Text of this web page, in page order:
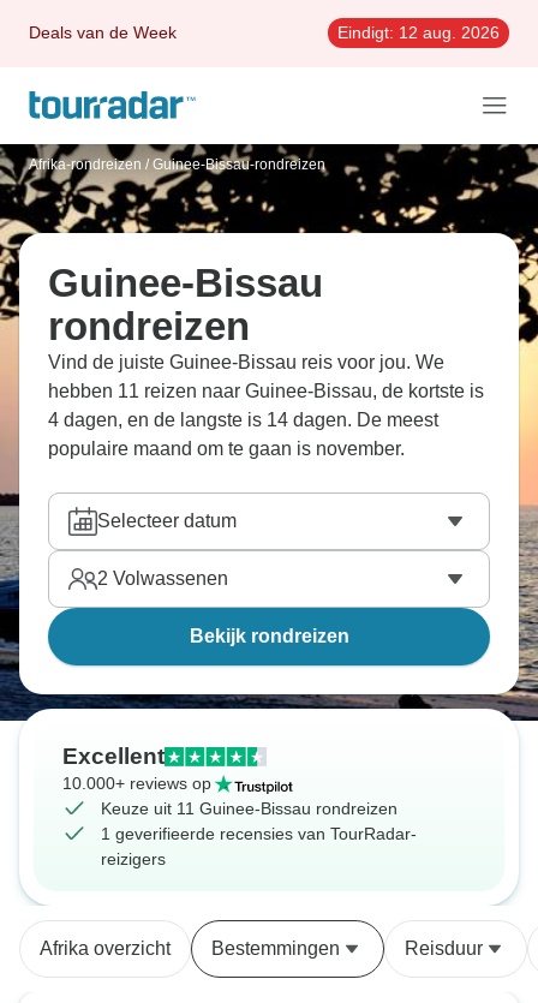
Deals van de Week Eindigt: 12 aug. 2026
Afrika-rondreizen / Guinee-Bissau-rondreizen
Guinee-Bissau
rondreizen
Vind de juiste Guinee-Bissau reis voor jou. We
hebben 11 reizen naar Guinee-Bissau, de kortste is
4 dagen, en de langste is 14 dagen. De meest
populaire maand om te gaan is november.
Selecteer datum
2 Volwassenen
Bekijk rondreizen
Excellent
10.000+ reviews op
Keuze uit 11 Guinee-Bissau rondreizen
1 geverifieerde recensies van TourRadar-
reizigers
Afrika overzicht Bestemmingen Reisduur